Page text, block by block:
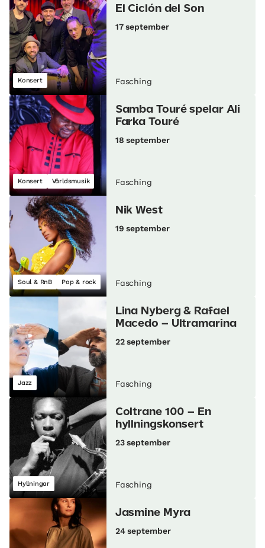
Konsert
El Ciclón del Son
17 september
Fasching
Konsert Världsmusik
Samba Touré spelar Ali
Farka Touré
18 september
Fasching
Soul & RnB Pop & rock
Nik West
19 september
Fasching
Jazz
Lina Nyberg & Rafael
Macedo – Ultramarina
22 september
Fasching
Hyllningar
Coltrane 100 – En
hyllningskonsert
23 september
Fasching
Jasmine Myra
24 september